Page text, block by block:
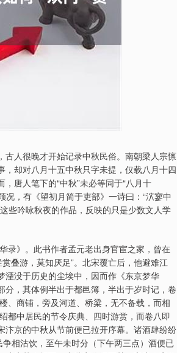
古人很晚才开始记录中秋民俗。南朝梁人宗懔
，却对八月十五中秋只字未提，仅载八月十四
唐人笔下的“中秋”未必等同于“八月十
，有《望初月简于吏部》一诗曰：“泬寥中
些吟咏秋夜的作品，反映的只是少数文人学
录》。此书作者孟元老出身官宦之家，曾在
叠游，莫知厌足”。北宋覆亡后，他避难江
湮没于历史的尘埃中，因而作《东京梦华
分，其体例半出于都邑簿，半出于岁时记，卷
、商铺，旁及河道、桥梁，无不备载，而相
都中居民的节令庆典、四时游赏，而卷八即
汴京的中秋从节前便已拉开序幕。诸酒肆纷纷
相沽饮，至午未时分（下午两三点）酒便已